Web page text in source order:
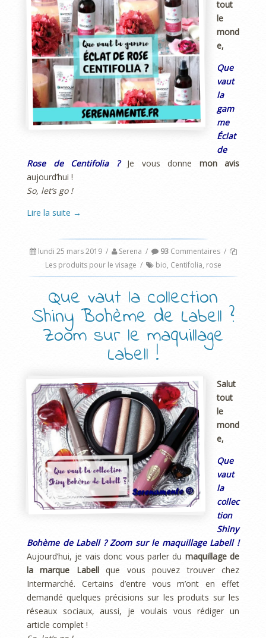
tout
le
mond
e,
Que
vaut
la
gam
me
Éclat
de
Rose de Centifolia ?
Je vous donne mon avis
aujourd’hui !
So, let’s go !
Lire la suite →
lundi 25 mars 2019 / Serena / 93Commentaires /
Les produits pour le visage / bio, Centifolia, rose
Que vaut la collection
Shiny Bohème de Labell ?
Zoom sur le maquillage
Labell !
Salut
tout
le
mond
e,
Que
vaut
la
collec
tion
Shiny
Bohème de Labell ? Zoom sur le maquillage Labell !
Aujourd’hui, je vais donc vous parler du maquillage de
la marque Labellque vous pouvez trouver chez
Intermarché. Certains d’entre vous m’ont en effet
demandé quelques précisions sur les produits sur les
réseaux sociaux, aussi, je voulais vous rédiger un
article complet !